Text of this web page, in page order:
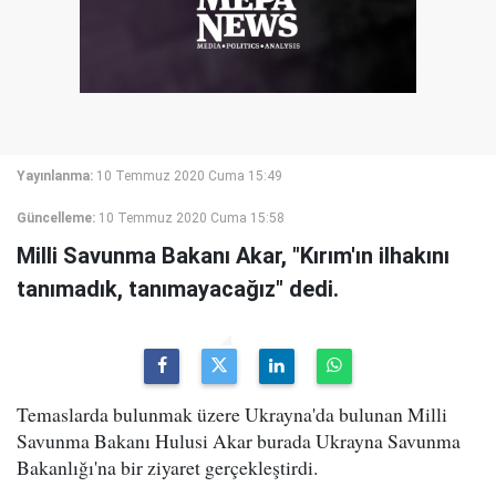
Yayınlanma: 10 Temmuz 2020 Cuma 15:49
Güncelleme: 10 Temmuz 2020 Cuma 15:58
Milli Savunma Bakanı Akar, "Kırım'ın ilhakını
tanımadık, tanımayacağız" dedi.
Temaslarda bulunmak üzere Ukrayna'da bulunan Milli
Savunma Bakanı Hulusi Akar burada Ukrayna Savunma
Bakanlığı'na bir ziyaret gerçekleştirdi.